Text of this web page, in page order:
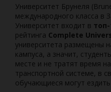
Университет Брунеля
международного класса в
Университет входит в
рейтинга Complete
университета размещены
кампуса, а значит,
месте и не тратят время
транспортной системе, в
обучающиеся могут